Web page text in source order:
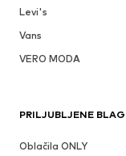
Levi's
Vans
VERO MODA
PRILJUBLJENE
Oblačila ONLY